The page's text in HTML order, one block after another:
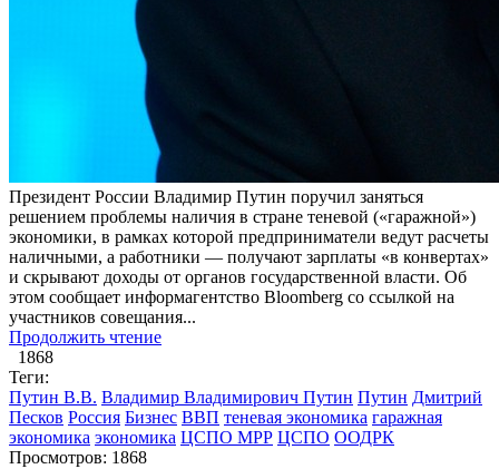
Президент России Владимир Путин поручил заняться
решением проблемы наличия в стране теневой («гаражной»)
экономики, в рамках которой предприниматели ведут расчеты
наличными, а работники — получают зарплаты «в конвертах»
и скрывают доходы от органов государственной власти. Об
этом сообщает информагентство Bloomberg со ссылкой на
участников совещания...
Продолжить чтение
1868
Теги:
Путин В.В. Владимир Владимирович Путин Путин Дмитрий
Песков Россия Бизнес ВВП теневая экономика гаражная
экономика экономика ЦСПО МРР ЦСПО ООДРК
Просмотров: 1868